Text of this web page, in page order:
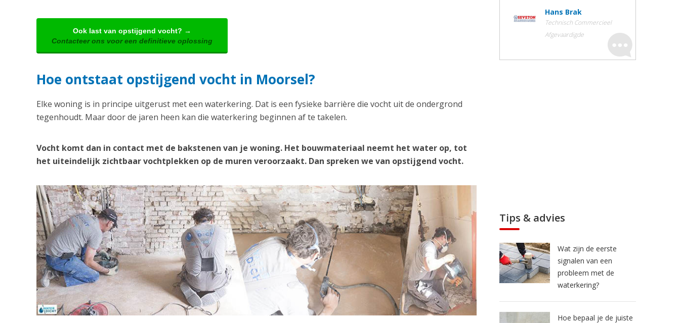
Ook last van opstijgend vocht? →
Contacteer ons voor een definitieve oplossing
Hoe ontstaat opstijgend vocht in Moorsel?
Elke woning is in principe uitgerust met een waterkering. Dat is een fysieke barrière die vocht uit de ondergrond
tegenhoudt. Maar door de jaren heen kan die waterkering beginnen af te takelen.
Vocht komt dan in contact met de bakstenen van je woning. Het bouwmateriaal neemt het water op, tot
het uiteindelijk zichtbaar vochtplekken op de muren veroorzaakt. Dan spreken we van opstijgend vocht.
Hans Brak
Technisch Commercieel
Afgevaardigde
Tips & advies
Wat zijn de eerste
signalen van een
probleem met de
waterkering?
Hoe bepaal je de juiste